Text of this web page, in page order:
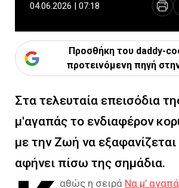
04.06.2026 | 07:18
Προσθήκη του daddy-
προτεινόμενη πηγή
Στα τελευταία επεισόδια
μ'αγαπάς το ενδιαφέρον
με την Ζωή να
αφήνει πίσω της σημάδια.
αθώς η σειρά Να μ’